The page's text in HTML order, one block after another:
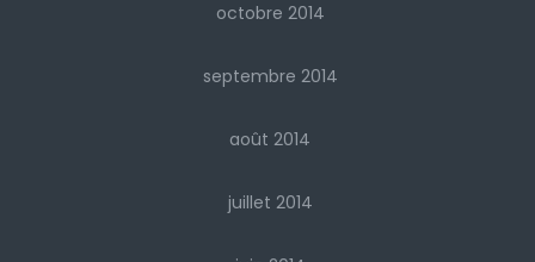
octobre 2014
septembre 2014
août 2014
juillet 2014